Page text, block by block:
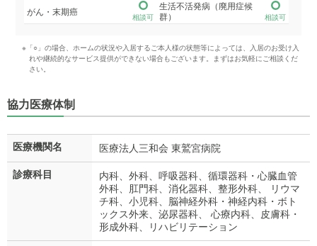
がん・末期癌
相談可
生活不活発病（廃用症候
群）
相談可
※「○」の場合、ホームの状況や入居するご本人様の状態等によっては、入居のお受け入
れや継続的なサービス提供ができない場合もございます。まずはお気軽にご相談くだ
さい。
協力医療体制
医療機関名 医療法人三和会 東鷲宮病院
診療科目
内科、外科、呼吸器科、循環器科・心臓血管
外科、肛門科、消化器科、整形外科、 リウマ
チ科、小児科、脳神経外科・神経内科・ボト
ックス外来、泌尿器科、 心療内科、皮膚科・
形成外科、リハビリテーション